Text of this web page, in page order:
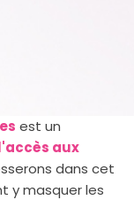
est un
aux
dans cet
y masquer les